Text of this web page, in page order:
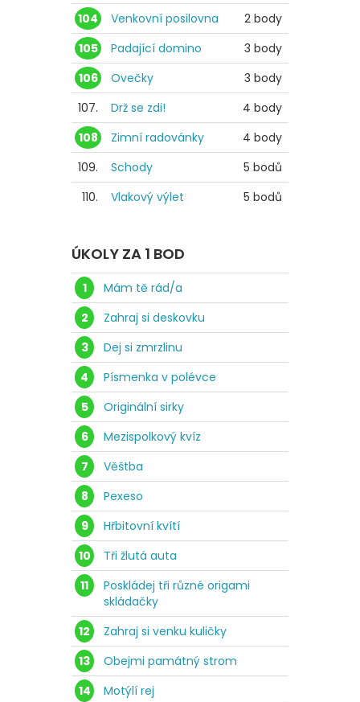
104
Venkovní posilovna
2 body
105
Padající domino
3 body
106
Ovečky
3 body
107.
Drž se zdi!
4 body
108
Zimní radovánky
4 body
109.
Schody
5 bodů
110.
Vlakový výlet 5 bodů
ÚKOLY ZA 1 BOD
1
Mám tě rád/a
2
Zahraj si deskovku
3
Dej si zmrzlinu
4
Písmenka v polévce
5
Originální sirky
6
Mezispolkový kvíz
7
Věštba
8
Pexeso
9
Hřbitovní kvítí
10
Tři žlutá auta
11
Poskládej tři různé origami
skládačky
12
Zahraj si venku kuličky
13
Obejmi památný strom
14
Motýlí rej